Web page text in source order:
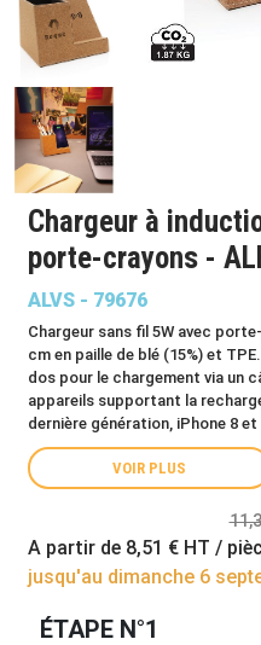
Chargeur à
porte-crayons -
ALVS - 79676
Chargeur sans fil 5W avec
cm en paille de blé (15%) et
dos pour le chargement via un
appareils supportant la
dernière génération, iPhone 8 et
VOIR PLUS
A partir de 8,51 € HT /
jusqu'au dimanche 6
ÉTAPE N°1